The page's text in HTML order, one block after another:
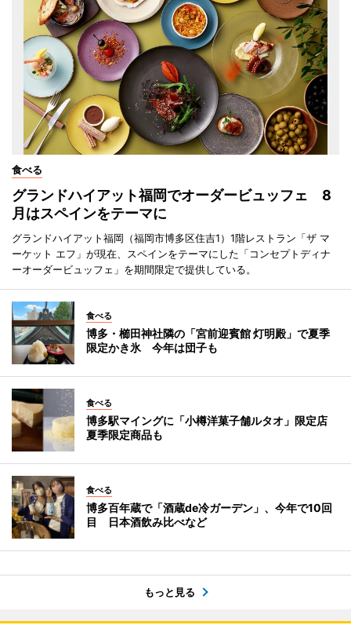
食べる
グランドハイアット福岡でオーダービュッフェ 8
月はスペインをテーマに
グランドハイアット福岡（福岡市博多区住吉1）1階レストラン「ザ マ
ーケット エフ」が現在、スペインをテーマにした「コンセプトディナ
ーオーダービュッフェ」を期間限定で提供している。
食べる
博多・櫛田神社隣の「宮前迎賓館 灯明殿」で夏季
限定かき氷 今年は団子も
食べる
博多駅マイングに「小樽洋菓子舗ルタオ」限定店
夏季限定商品も
食べる
博多百年蔵で「酒蔵de冷ガーデン」、今年で10回
目 日本酒飲み比べなど
もっと見る